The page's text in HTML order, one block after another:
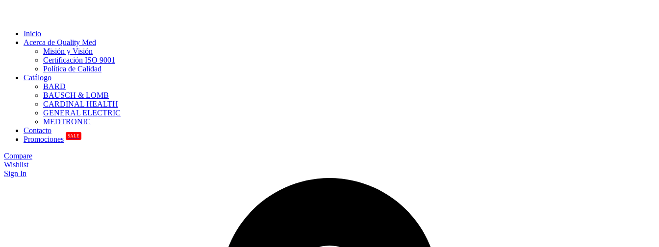
Inicio
Acerca de Quality Med
Misión y Visión
Certificación ISO 9001
Política de Calidad
Catálogo
BARD
BAUSCH & LOMB
CARDINAL HEALTH
GENERAL ELECTRIC
MEDTRONIC
Contacto
Promociones
SALE
Compare
Wishlist
Sign In